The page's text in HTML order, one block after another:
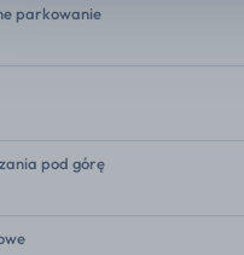
parkowanie
pod górę